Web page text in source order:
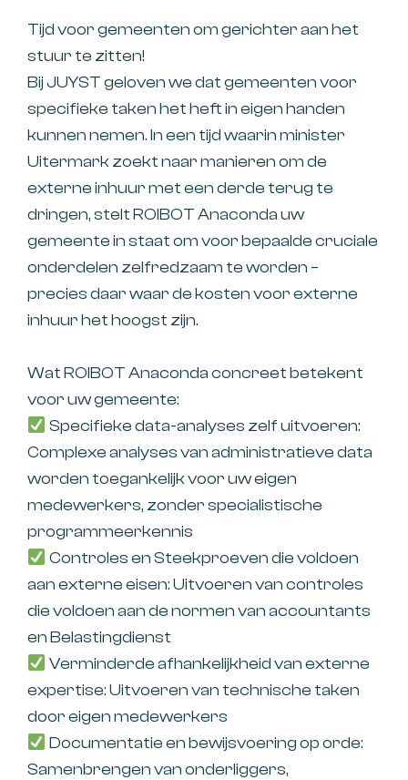
Tijd voor gemeenten om gerichter aan het
stuur te zitten!
Bij JUYST geloven we dat gemeenten voor
specifieke taken het heft in eigen handen
kunnen nemen. In een tijd waarin minister
Uitermark zoekt naar manieren om de
externe inhuur met een derde terug te
dringen, stelt ROIBOT Anaconda uw
gemeente in staat om voor bepaalde cruciale
onderdelen zelfredzaam te worden –
precies daar waar de kosten voor externe
inhuur het hoogst zijn.
Wat ROIBOT Anaconda concreet betekent
voor uw gemeente:
Specifieke data-analyses zelf uitvoeren:
Complexe analyses van administratieve data
worden toegankelijk voor uw eigen
medewerkers, zonder specialistische
programmeerkennis
Controles en Steekproeven die voldoen
aan externe eisen: Uitvoeren van controles
die voldoen aan de normen van accountants
en Belastingdienst
Verminderde afhankelijkheid van externe
expertise: Uitvoeren van technische taken
door eigen medewerkers
Documentatie en bewijsvoering op orde:
Samenbrengen van onderliggers,